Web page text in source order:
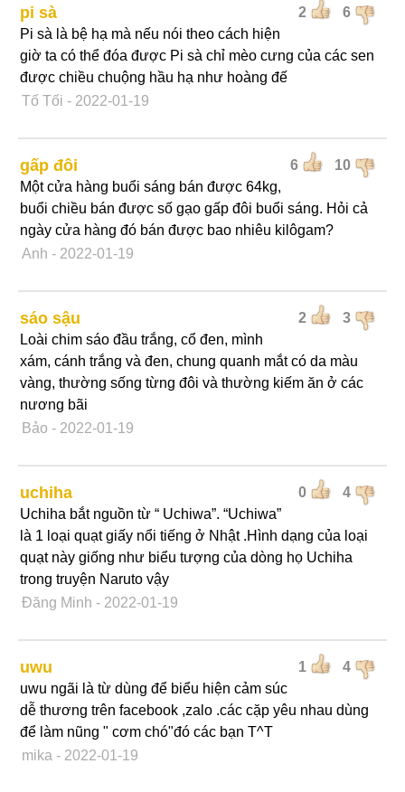
2 6
pi sà
Pi sà là bệ hạ mà nếu nói theo cách hiện
giờ ta có thể đóa được Pi sà chỉ mèo cưng của các sen
được chiều chuộng hầu hạ như hoàng đế
Tố Tối - 2022-01-19
6 10
gấp đôi
Một cửa hàng buổi sáng bán được 64kg,
buổi chiều bán được số gạo gấp đôi buổi sáng. Hỏi cả
ngày cửa hàng đó bán được bao nhiêu kilôgam?
Anh - 2022-01-19
2 3
sáo sậu
Loài chim sáo đầu trắng, cổ đen, mình
xám, cánh trắng và đen, chung quanh mắt có da màu
vàng, thường sống từng đôi và thường kiếm ăn ở các
nương bãi
Bảo - 2022-01-19
0 4
uchiha
Uchiha bắt nguồn từ “ Uchiwa”. “Uchiwa”
là 1 loại quạt giấy nổi tiếng ở Nhật .Hình dạng của loại
quạt này giống như biểu tượng của dòng họ Uchiha
trong truyện Naruto vậy
Đăng Minh - 2022-01-19
1 4
uwu
uwu ngãi là từ dùng để biểu hiện cảm súc
dễ thương trên facebook ,zalo .các cặp yêu nhau dùng
để làm nũng " cơm chó"đó các bạn T^T
mika - 2022-01-19